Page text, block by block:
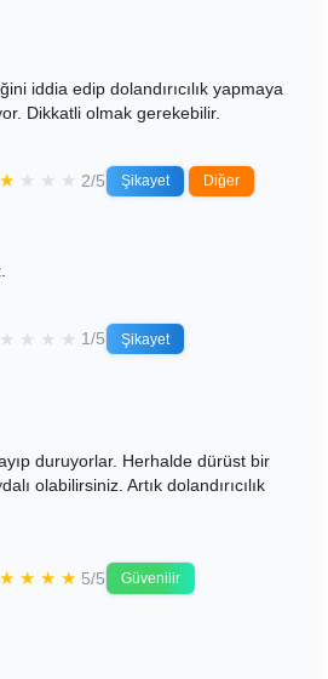
iddia edip dolandırıcılık yapmaya
Dikkatli olmak gerekebilir.
★ ★ ★ ★ 2/5 Şikayet Diğer
★ ★ ★ ★ 1/5
Şikayet
duruyorlar. Herhalde dürüst bir
olabilirsiniz. Artık dolandırıcılık
★ ★ ★ ★ 5/5 Güvenilir